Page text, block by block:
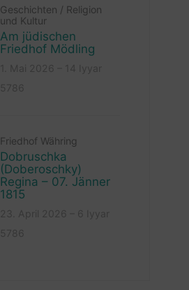
Geschichten / Religion
und Kultur
Am jüdischen
Friedhof Mödling
Friedhof Währing
Dobruschka
(Doberoschky)
Regina – 07. Jänner
1815